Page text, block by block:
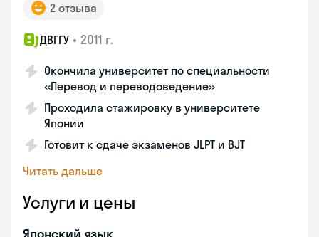
2 отзыва
ДВГГУ • 2011 г.
Окончила университет по специальности
«Перевод и переводоведение»
Проходила стажировку в университете
Японии
Готовит к сдаче экзаменов JLPT и BJT
Читать дальше
Услуги и цены